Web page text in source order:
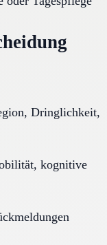
Dringlichkeit,
kognitive